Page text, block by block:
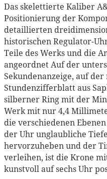
Das skelettierte Kaliber
Positionierung der
detaillierten
historischen Regulator-
Teile des Werks und die
angeordnet Auf der
Sekundenanzeige, auf
Stundenzifferblatt aus
silberner Ring mit der
Werk mit nur 4,4
die verschiedenen
der Uhr unglaubliche
hervorzuheben und der
verleihen, ist die Krone
kunstvoll auf sechs Uhr